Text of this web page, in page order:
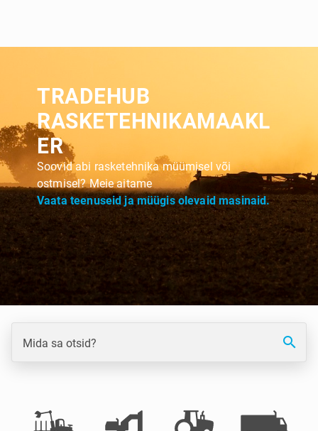
TRADEHUB
RASKETEHNIKAMAAKL
ER
Soovid abi rasketehnika müümisel või
ostmisel? Meie aitame
Vaata teenuseid ja müügis olevaid masinaid.
Mida sa otsid? search